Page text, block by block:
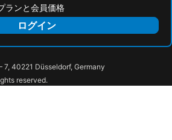
ランと会員価格
ログイン
7, 40221 Düsseldorf, Germany
reserved.